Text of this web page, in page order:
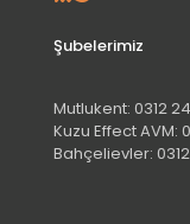
Şubelerimiz
Mutlukent: 0312
Kuzu Effect AVM:
Bahçelievler: